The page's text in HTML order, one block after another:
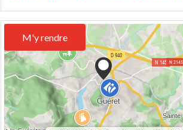
M'y rendre